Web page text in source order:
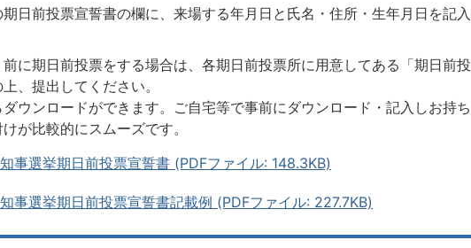
日前投票宣誓書の欄に、来場する年月日と氏名・住所・生年月日を記入
に期日前投票をする場合は、各期日前投票所に用意してある「期日前投
、提出してください。
ウンロードができます。ご自宅等で事前にダウンロード・記入しお持ち
が比較的にスムーズです。
事選挙期日前投票宣誓書 (PDFファイル: 148.3KB)
事選挙期日前投票宣誓書記載例 (PDFファイル: 227.7KB)